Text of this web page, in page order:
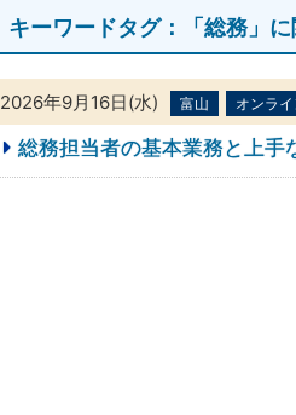
キーワードタグ：「総務」
2026年9月16日(水) 富山 オンライ
総務担当者の基本業務と上手